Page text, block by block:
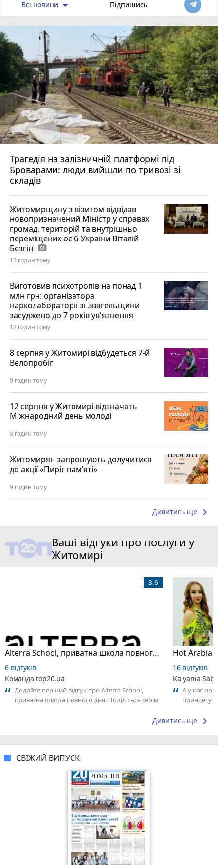
Всі новини Підпишись
Трагедія на залізничній платформі під
Броварами: люди вийшли по тривозі зі
складів
Житомирщину з візитом відвідав
новопризначений Міністр у справах
громад, територій та внутрішньо
переміщених осіб України Віталій
Безгін photo_camera
13 годин тому
Виготовив психотропів на понад 1
млн грн: організатора
нарколабораторії зі Звягельщини
засуджено до 7 років ув'язнення
12 годин тому
8 серпня у Житомирі відбудеться 7-й
Велопробіг
9 годин тому
12 серпня у Житомирі відзначать
Міжнародний день молоді
8 годин тому
Житомирян запрошують долучитися
до акції «Пиріг пам’яті»
9 годин тому
Дивитись ще keyboard_arrow_right
Ваші відгуки про послуги у
Житомирі
Alterra School, приватна школа повного дня
3.6
6 відгуків
Команда top20.ua
Додайте перший відгук про Alterra School,
приватна школа повного дня. Поділіться своїм
16 відгуків
Kalyania
А у нас
принцесу
Дивитись ще keyboard_arrow_right
СВІЖИЙ ВИПУСК